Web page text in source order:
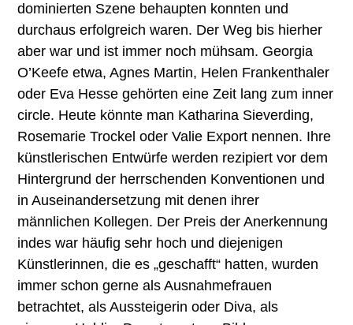
dominierten Szene behaupten konnten und
durchaus erfolgreich waren. Der Weg bis hierher
aber war und ist immer noch mühsam. Georgia
O’Keefe etwa, Agnes Martin, Helen Frankenthaler
oder Eva Hesse gehörten eine Zeit lang zum inner
circle. Heute könnte man Katharina Sieverding,
Rosemarie Trockel oder Valie Export nennen. Ihre
künstlerischen Entwürfe werden rezipiert vor dem
Hintergrund der herrschenden Konventionen und
in Auseinandersetzung mit denen ihrer
männlichen Kollegen. Der Preis der Anerkennung
indes war häufig sehr hoch und diejenigen
Künstlerinnen, die es „geschafft“ hatten, wurden
immer schon gerne als Ausnahmefrauen
betrachtet, als Aussteigerin oder Diva, als